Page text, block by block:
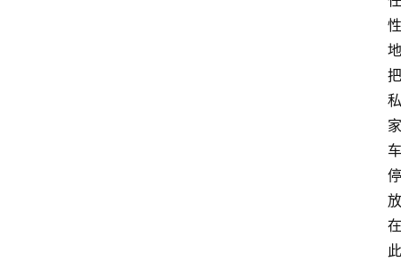
性
地
把
私
家
车
停
放
在
此